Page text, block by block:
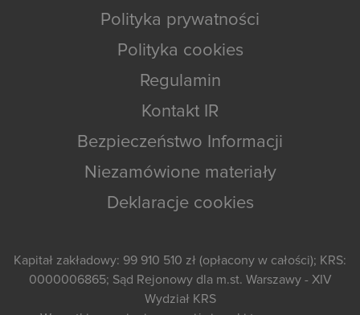
Polityka prywatności
Polityka cookies
Regulamin
Kontakt IR
Bezpieczeństwo Informacji
Niezamówione materiały
Deklaracje cookies
Kapitał zakładowy: 99 910 510 zł (opłacony w całości); KRS:
0000006865; Sąd Rejonowy dla m.st. Warszawy - XIV
Wydział KRS